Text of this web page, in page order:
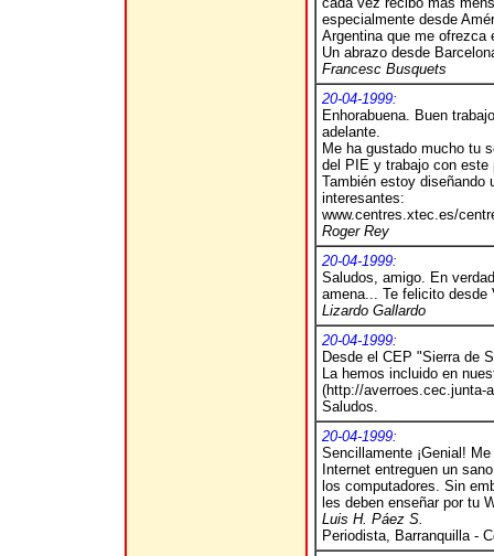
especialmente desde
Argentina que me
Un abrazo desde
Francesc Busquets
20-04-1999:
Enhorabuena. Buen
adelante.
Me ha gustado mucho tu
del PIE y trabajo con este
También estoy diseñando
interesantes:
www.centres.xtec.es/
Roger Rey
20-04-1999:
Saludos, amigo. En
amena... Te felicito desde
Lizardo Gallardo
20-04-1999:
Desde el CEP "Sierra de
La hemos incluido en
(http://averroes.cec.junta-
Saludos.
20-04-1999:
Sencillamente ¡Genial!
Internet entreguen un
los computadores. Sin
les deben enseñar por tu
Luis H. Páez S.
Periodista, Barranquilla -